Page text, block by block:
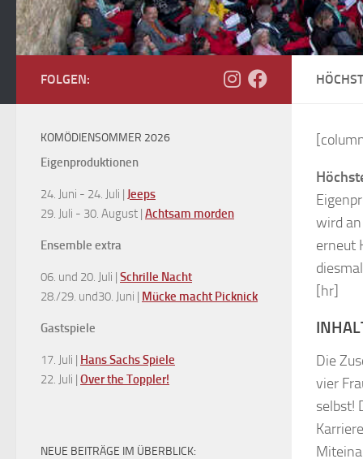
wird
erneut
[hr]
Die
vier
selbst!
FOLGEN:
KOMÖDIENSOMMER 2026
Eigenproduktionen
24. Juni - 24. Juli | Jeeps
29. Juli - 30. August | Achtsam morden
Ensemble extra
06. und 20. Juli | Schrille Nacht
28./29. und30. Juni | Mücke macht Picknick
Gastspiele
17. Juli | Hans Sachs Spiele
22. Juli | Over the Toppler!
NEUE BEITRÄGE IM ÜBERBLICK: